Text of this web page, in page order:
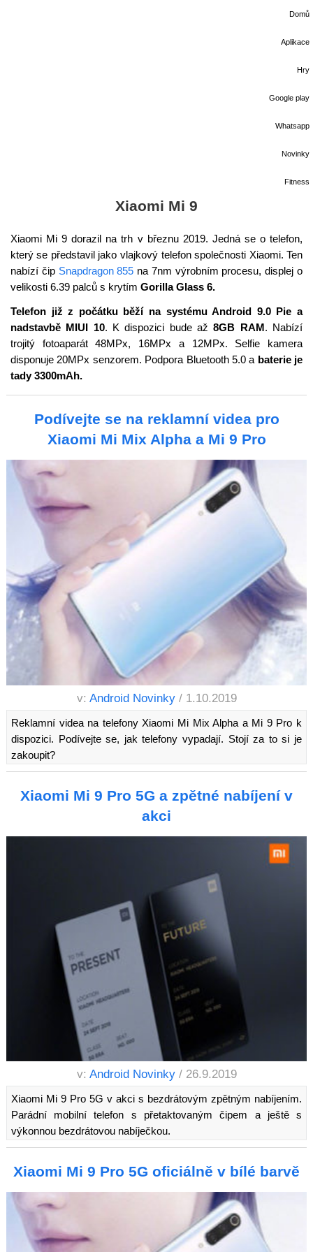
Domů
Aplikace
Hry
Google play
Whatsapp
Novinky
Fitness
Xiaomi Mi 9
Xiaomi Mi 9 dorazil na trh v březnu 2019. Jedná se o telefon,
který se představil jako vlajkový telefon společnosti Xiaomi. Ten
nabízí čip Snapdragon 855 na 7nm výrobním procesu, displej o
velikosti 6.39 palců s krytím Gorilla Glass 6.
Telefon již z počátku běží na systému Android 9.0 Pie a
nadstavbě MIUI 10. K dispozici bude až8GB RAM. Nabízí
trojitý fotoaparát 48MPx, 16MPx a 12MPx. Selfie kamera
disponuje 20MPx senzorem. Podpora Bluetooth 5.0 a baterie je
tady 3300mAh.
Podívejte se na reklamní videa pro
Xiaomi Mi Mix Alpha a Mi 9 Pro
v: Android Novinky / 1.10.2019
Reklamní videa na telefony Xiaomi Mi Mix Alpha a Mi 9 Pro k
dispozici. Podívejte se, jak telefony vypadají. Stojí za to si je
zakoupit?
Xiaomi Mi 9 Pro 5G a zpětné nabíjení v
akci
v: Android Novinky / 26.9.2019
Xiaomi Mi 9 Pro 5G v akci s bezdrátovým zpětným nabíjením.
Parádní mobilní telefon s přetaktovaným čipem a ještě s
výkonnou bezdrátovou nabíječkou.
Xiaomi Mi 9 Pro 5G oficiálně v bílé barvě